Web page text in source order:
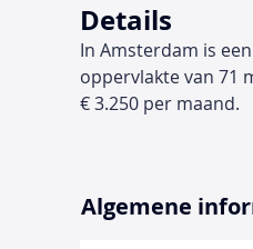
Details
In Amsterdam is
oppervlakte van 71
€ 3.250 per maand.
Algemene